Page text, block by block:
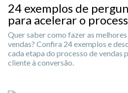
24 exemplos de
para acelerar o
Quer saber como fazer as
vendas? Confira 24 exemplos e
cada etapa do processo de vendas
cliente à conversão.